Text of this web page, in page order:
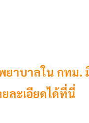
าบาลใน กทม.
ละเอียดได้ที่นี่